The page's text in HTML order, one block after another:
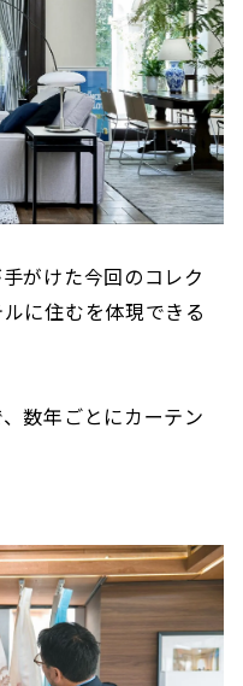
がけた今回のコレク
に住むを体現できる
数年ごとにカーテン